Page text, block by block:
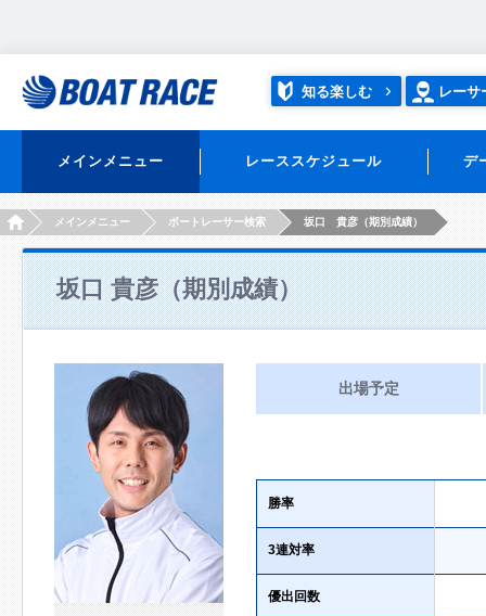
知る楽しむ レーサ
メインメニュー レーススケジュール デ
HOMEメインメニュー ボートレーサー検索 坂口 貴彦（期別成績）
坂口 貴彦（期別成績）
出場予定
勝率
3連対率
優出回数